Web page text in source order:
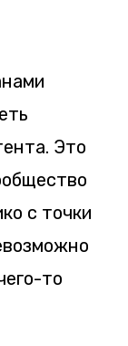
Это
с точки
то